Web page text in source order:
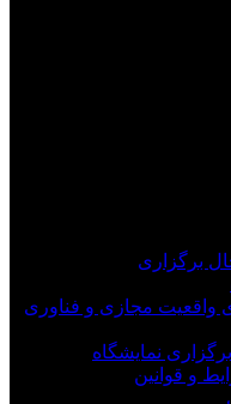
برگزاری
واقعیت مجازی و فناوری
نمایشگاه
و قوانین